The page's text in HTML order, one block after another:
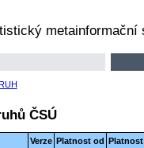
metainformační
ČSÚ
Verze Platnost od